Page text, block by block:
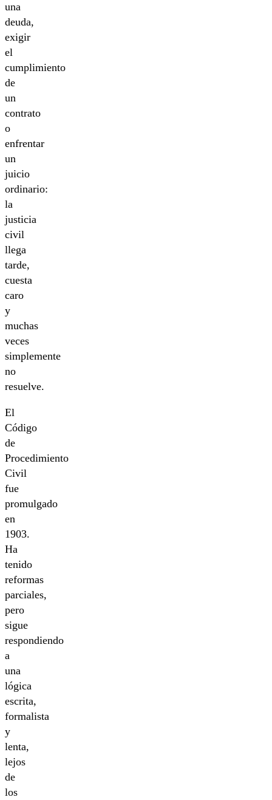
una
deuda,
exigir
el
cumplimiento
de
un
contrato
o
enfrentar
un
juicio
ordinario:
la
justicia
civil
llega
tarde,
cuesta
caro
y
muchas
veces
simplemente
no
resuelve.
El
Código
de
Procedimiento
Civil
fue
promulgado
en
1903.
Ha
tenido
reformas
parciales,
pero
sigue
respondiendo
a
una
lógica
escrita,
formalista
y
lenta,
lejos
de
los